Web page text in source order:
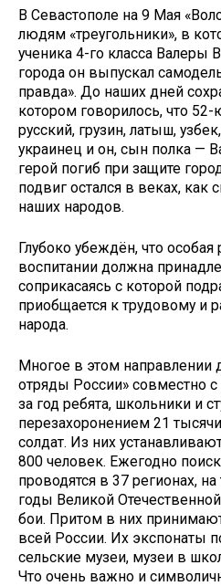
В Севастополе на 9 Мая
людям «треугольники», в
ученика 4-го класса Валеры
города он выпускал
правда». До наших дней
котором говорилось, что
русский, грузин, латыш,
украинец и он, сын полка —
герой погиб при защите
подвиг остался в веках,
наших народов.
Глубоко убеждён, что
воспитании должна
соприкасаясь с которой
приобщается к трудовому и
народа.
Многое в этом
отряды России» совместно
за год ребята, школьники и
перезахоронением 21
солдат. Из них
800 человек. Ежегодно
проводятся в 37 регионах,
годы Великой
бои. Притом в них
всей России. Их экспонаты
сельские музеи, музеи в
Что очень важно и